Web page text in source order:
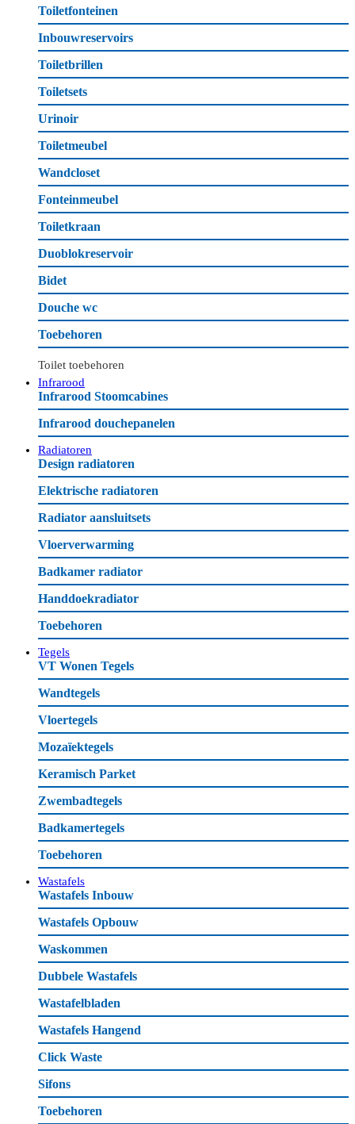
Toiletfonteinen
Inbouwreservoirs
Toiletbrillen
Toiletsets
Urinoir
Toiletmeubel
Wandcloset
Fonteinmeubel
Toiletkraan
Duoblokreservoir
Bidet
Douche wc
Toebehoren
Toilet toebehoren
Infrarood
Infrarood Stoomcabines
Infrarood douchepanelen
Radiatoren
Design radiatoren
Elektrische radiatoren
Radiator aansluitsets
Vloerverwarming
Badkamer radiator
Handdoekradiator
Toebehoren
Tegels
VT Wonen Tegels
Wandtegels
Vloertegels
Mozaïektegels
Keramisch Parket
Zwembadtegels
Badkamertegels
Toebehoren
Wastafels
Wastafels Inbouw
Wastafels Opbouw
Waskommen
Dubbele Wastafels
Wastafelbladen
Wastafels Hangend
Click Waste
Sifons
Toebehoren